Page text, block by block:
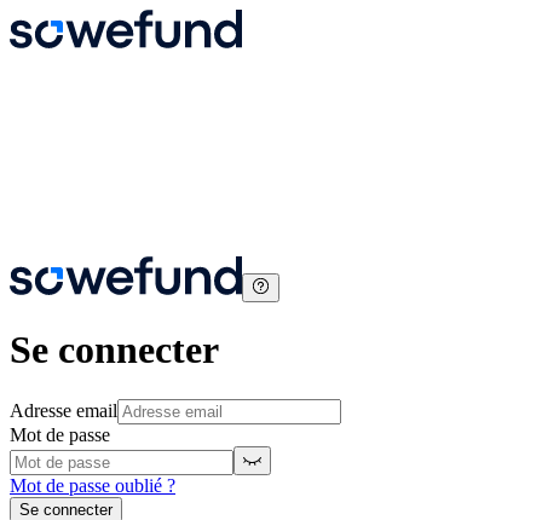
Se connecter
Adresse email
Mot de passe
Mot de passe oublié ?
Se connecter